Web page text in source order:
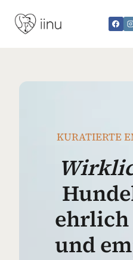
Inhalt
springen
KURATIERTE
ehrlich
und